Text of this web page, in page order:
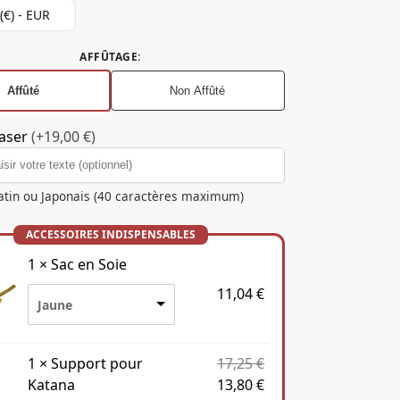
- EUR
AFFÛTAGE:
Affûté Non Affûté
(+19,00 €)
ou Japonais (40 caractères maximum)
1 ×Sac en Soie
Jaune
11,04€
1 ×Support pour
Katana
17,25€
13,80€